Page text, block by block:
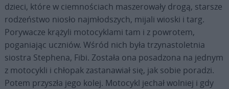
dzieci, które w ciemnościach maszerowały drogą, starsze
rodzeństwo niosło najmłodszych, mijali wioski i targ.
Porywacze krążyli motocyklami tam i z powrotem,
poganiając uczniów. Wśród nich była trzynastoletnia
siostra Stephena, Fibi. Została ona posadzona na jednym
z motocykli i chłopak zastanawiał się, jak sobie poradzi.
Potem przyszła jego kolej. Motocykl jechał wolniej i gdy